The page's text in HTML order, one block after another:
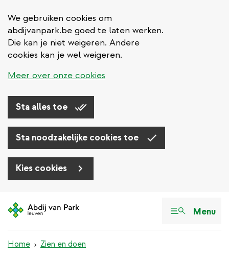
We gebruiken cookies om
abdijvanpark.be goed te laten werken.
Die kan je niet weigeren. Andere
cookies kan je wel weigeren.
Meer over onze cookies
Sta alles toe
Sta noodzakelijke cookies toe
Kies cookies
en
inhoud
Menu
Home Zien en doen